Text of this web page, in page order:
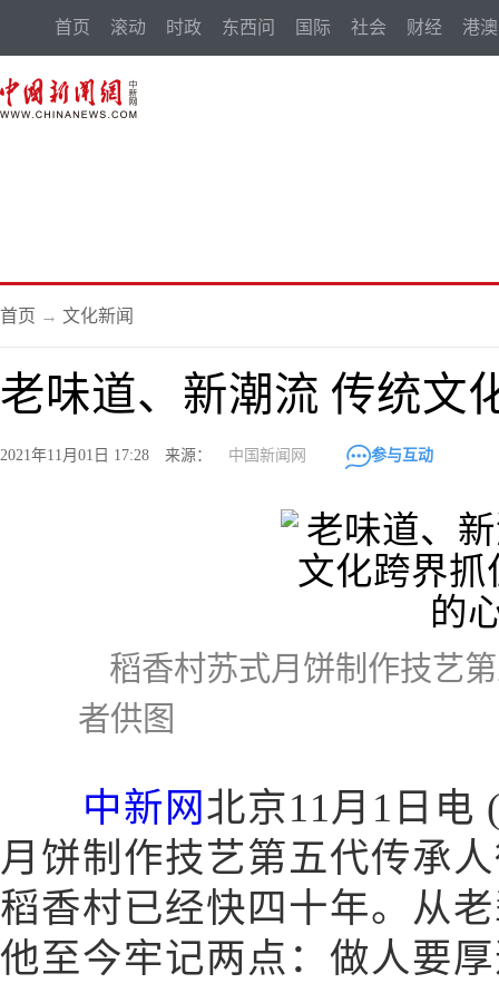
首页 滚动 时政 东西问 国际 社会 财经 港澳
首页 → 文化新闻
老味道、新潮流 传统文
2021年11月01日 17:28 来源： 中国新闻网 参与互动
稻香村苏式月饼制作技艺
者供图
中新网 北京11月1日电
月饼制作技艺第五代传承
稻香村已经快四十年。从
他至今牢记两点：做人要